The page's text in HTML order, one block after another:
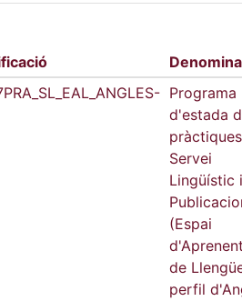
Programa
d'estada
Servei
Lingüístic
(Espai
de
perfil